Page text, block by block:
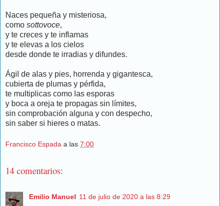
Naces pequeña y misteriosa,
como sottovoce,
y te creces y te inflamas
y te elevas a los cielos
desde donde te irradias y difundes.
Ágil de alas y pies, horrenda y gigantesca,
cubierta de plumas y pérfida,
te multiplicas como las esporas
y boca a oreja te propagas sin límites,
sin comprobación alguna y con despecho,
sin saber si hieres o matas.
Francisco Espada a las 7:00
14 comentarios:
Emilio Manuel 11 de julio de 2020 a las 8:29